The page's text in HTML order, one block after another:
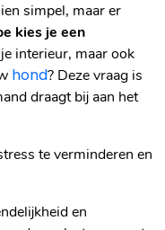
simpel, maar er
kies je een
interieur, maar ook
hond? Deze vraag is
draagt bij aan het
te verminderen en
en